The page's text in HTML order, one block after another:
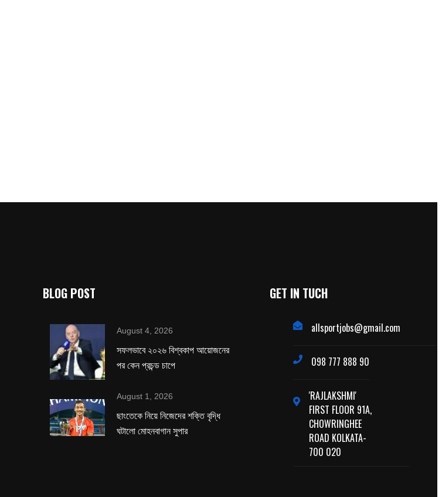
BLOG POST
August 4, 2026
সফলভাবে ২০২৬ বিশ্বকাপ আয়োজনের
পর কেন প্রচন্ড চাপে
August 1, 2026
ছাংতেকে নিয়ে নিজেদের শক্তি বৃদ্ধি
ঘটালো মোহনবাগান সুপার
GET IN TUCH
allsportjobs@gmail.com
098 777 888 90
'RAJLAKSHMI'
FIRST FLOOR 91A,
CHOWRINGHEE
ROAD KOLKATA-
700 020